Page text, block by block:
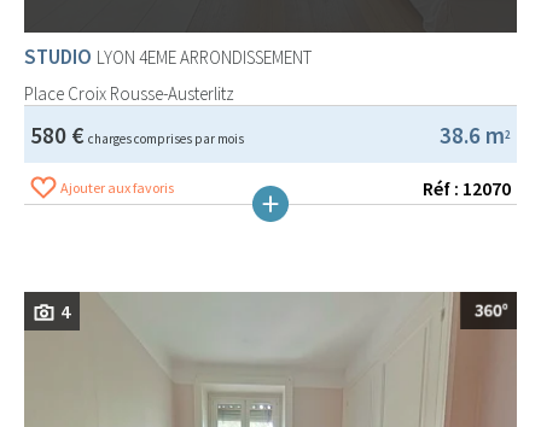
STUDIO LYON 4EME ARRONDISSEMENT
Place Croix Rousse-Austerlitz
38.6 m2
580 € charges comprises par mois
Ajouter aux favoris Réf : 12070
4